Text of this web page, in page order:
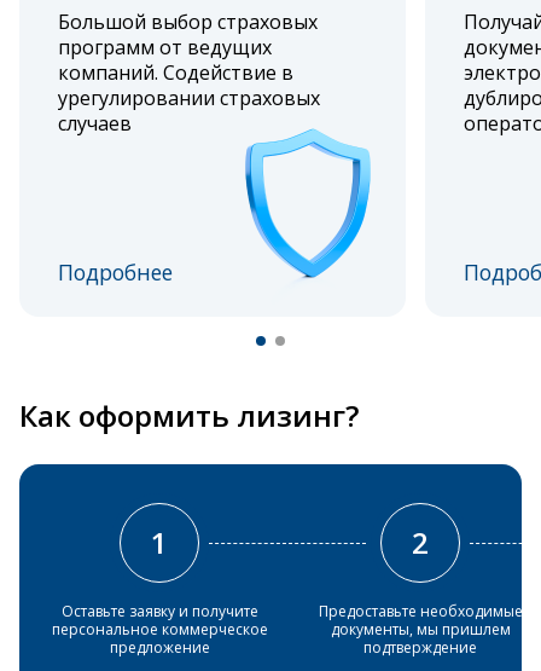
Большой выбор страховых
программ от ведущих
компаний. Содействие в
урегулировании страховых
случаев
Подробнее
Как оформить лизинг?
1
Оставьте заявку и получите
персональное коммерческое
предложение
2
Предоставьте необходимые
документы, мы пришлем
подтверждение